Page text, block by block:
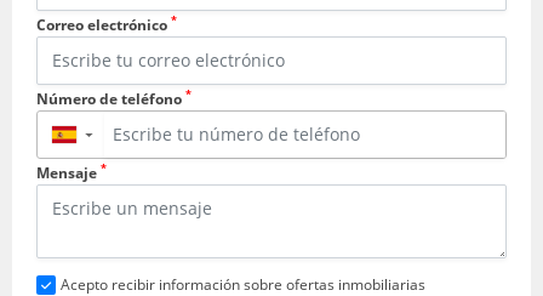
Correo electrónico *
Número de teléfono *
▼
Mensaje *
Acepto recibir información sobre ofertas inmobiliarias